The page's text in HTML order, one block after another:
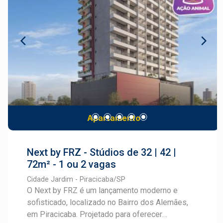
serviços e tudo o que você precisa para viver
com praticidade. Lagos do Engenho é mais do
que um loteamento: é um novo conceito de bairro
planejado, ideal para morar, investir e crescer.
conveniência e exclusividade, ideal para quem
deseja viver bem em um dos bairros mais
valorizados de Piracicaba. Cadastre-se e fale
com um especialista Frias Neto.
Apartamento
Next by FRZ - Stúdios de 32 | 42 |
72m² - 1 ou 2 vagas
Cidade Jardim - Piracicaba/SP
O Next by FRZ é um lançamento moderno e
sofisticado, localizado no Bairro dos Alemães,
em Piracicaba. Projetado para oferecer